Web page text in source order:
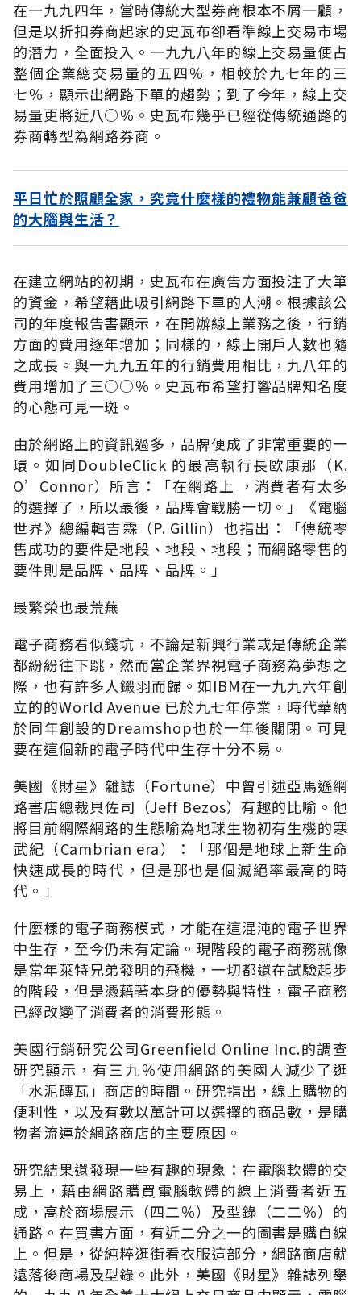
在一九九四年，當時傳統大型券商根本不屑一顧，
但是以折扣券商起家的史瓦布卻看準線上交易市場
的潛力，全面投入。一九九八年的線上交易量便占
整個企業總交易量的五四％，相較於九七年的三
七％，顯示出網路下單的趨勢；到了今年，線上交
易量更將近八○％。史瓦布幾乎已經從傳統通路的
券商轉型為網路券商。
平日忙於照顧全家，究竟什麼樣的禮物能兼顧爸爸
的大腦與生活？
在建立網站的初期，史瓦布在廣告方面投注了大筆
的資金，希望藉此吸引網路下單的人潮。根據該公
司的年度報告書顯示，在開辦線上業務之後，行銷
方面的費用逐年增加；同樣的，線上開戶人數也隨
之成長。與一九九五年的行銷費用相比，九八年的
費用增加了三○○％。史瓦布希望打響品牌知名度
的心態可見一斑。
由於網路上的資訊過多，品牌便成了非常重要的一
環。如同DoubleClick 的最高執行長歐康那（K.
O’Connor）所言：「在網路上 ，消費者有太多
的選擇了，所以最後，品牌會戰勝一切。」《電腦
世界》總編輯吉霖（P. Gillin）也指出：「傳統零
售成功的要件是地段、地段、地段；而網路零售的
要件則是品牌、品牌、品牌。」
最繁榮也最荒蕪
電子商務看似錢坑，不論是新興行業或是傳統企業
都紛紛往下跳，然而當企業界視電子商務為夢想之
際，也有許多人鎩羽而歸。如IBM在一九九六年創
立的的World Avenue 已於九七年停業，時代華納
於同年創設的Dreamshop也於一年後關閉。可見
要在這個新的電子時代中生存十分不易。
美國《財星》雜誌（Fortune）中曾引述亞馬遜網
路書店總裁貝佐司（Jeff Bezos）有趣的比喻。他
將目前網際網路的生態喻為地球生物初有生機的寒
武紀（Cambrian era）：「那個是地球上新生命
快速成長的時代，但是那也是個滅絕率最高的時
代。」
什麼樣的電子商務模式，才能在這混沌的電子世界
中生存，至今仍未有定論。現階段的電子商務就像
是當年萊特兄弟發明的飛機，一切都還在試驗起步
的階段，但是憑藉著本身的優勢與特性，電子商務
已經改變了消費者的消費形態。
美國行銷研究公司Greenfield Online Inc.的調查
研究顯示，有三九％使用網路的美國人減少了逛
「水泥磚瓦」商店的時間。研究指出，線上購物的
便利性，以及有數以萬計可以選擇的商品數，是購
物者流連於網路商店的主要原因。
研究結果還發現一些有趣的現象：在電腦軟體的交
易上，藉由網路購買電腦軟體的線上消費者近五
成，高於商場展示（四二％）及型錄（二二％）的
通路。在買書方面，有近二分之一的圖書是購自線
上。但是，從純粹逛街看衣服這部分，網路商店就
遠落後商場及型錄。此外，美國《財星》雜誌列舉